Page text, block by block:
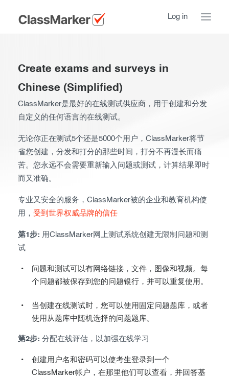
Log in
a Tour
How ClassMarker works
Try our demo Tests
Introduction
Essentials
Before the Test
After the Test
Advanced settings
Taking exams
Exam results
Certificates
ClassMarker Monitor
us
Create exams and surveys in
Chinese (Simplified)
ClassMarker是最好的在线测试供应商，用于创建和分发
自定义的任何语言的在线测试。
无论你正在测试5个还是5000个用户，ClassMarker将节
省您创建，分发和打分的那些时间，打分不再漫长而痛
苦。您永远不会需要重新输入问题或测试，计算结果即时
而又准确。
专业又安全的服务，ClassMarker被的企业和教育机构使
用， 受到世界权威品牌的信任
第1步: 用ClassMarker网上测试系统创建无限制问题和测
试
问题和测试可以有网络链接，文件，图像和视频。每
个问题都被保存到您的问题银行，并可以重复使用。
当创建在线测试时，您可以使用固定问题题库，或者
使用从题库中随机选择的问题题库。
第2步: 分配在线评估，以加强在线学习
创建用户名和密码可以使考生登录到一个
ClassMarker帐户，在那里他们可以查看，并回答基